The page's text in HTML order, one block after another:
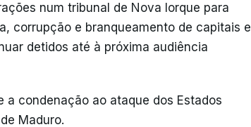
num tribunal de Nova Iorque para
corrupção e branqueamento de capitais e
detidos até à próxima audiência
condenação ao ataque dos Estados
Maduro.